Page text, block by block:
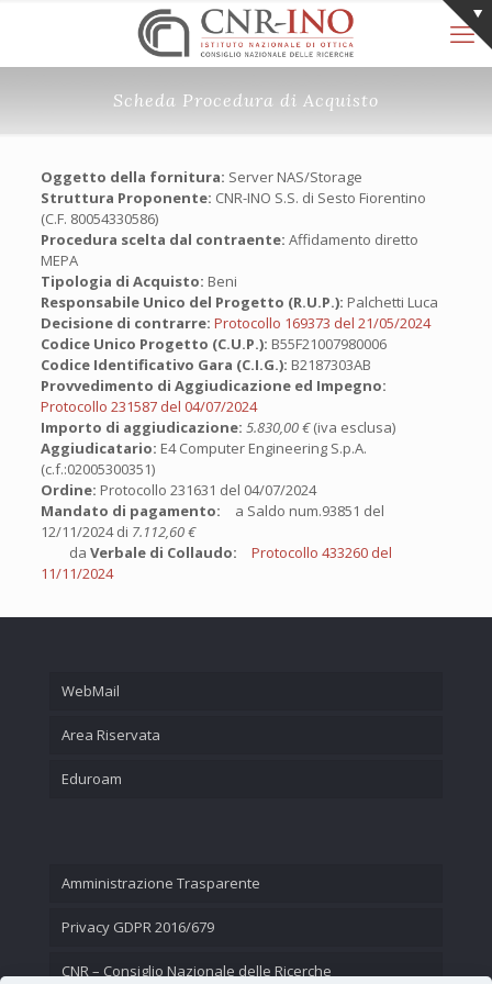
Scheda Procedura di Acquisto
Oggetto della fornitura: Server NAS/Storage
Struttura Proponente: CNR-INO S.S. di Sesto Fiorentino
(C.F. 80054330586)
Procedura scelta dal contraente: Affidamento diretto
MEPA
Tipologia di Acquisto: Beni
Responsabile Unico del Progetto (R.U.P.): Palchetti Luca
Decisione di contrarre: Protocollo 169373 del 21/05/2024
Codice Unico Progetto (C.U.P.): B55F21007980006
Codice Identificativo Gara (C.I.G.): B2187303AB
Provvedimento di Aggiudicazione ed Impegno:
Protocollo 231587 del 04/07/2024
Importo di aggiudicazione: 5.830,00 €(iva esclusa)
Aggiudicatario: E4 Computer Engineering S.p.A.
(c.f.:02005300351)
Ordine: Protocollo 231631 del 04/07/2024
Mandato di pagamento: a Saldo num.93851 del
12/11/2024 di 7.112,60 €
da Verbale di Collaudo:
Protocollo 433260 del
11/11/2024
WebMail
Area Riservata
Eduroam
Amministrazione Trasparente
Privacy GDPR 2016/679
CNR – Consiglio Nazionale delle Ricerche